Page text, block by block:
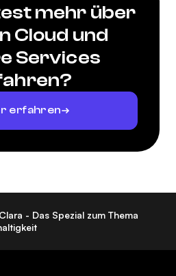
mehr über
Cloud und
Services
erfahren
- Das Spezial zum Thema